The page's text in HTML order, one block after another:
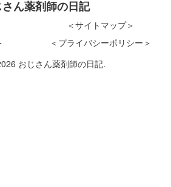
ん薬剤師の日記
＜サイトマップ＞
＜プライバシーポリシー＞
おじさん薬剤師の日記.